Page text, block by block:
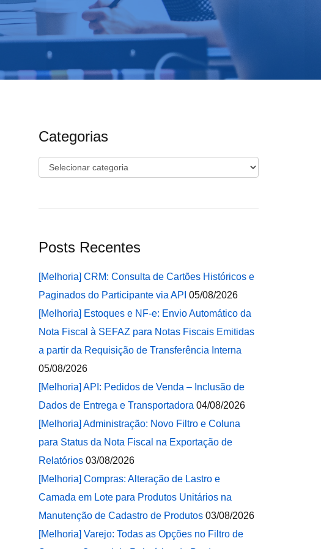
Categorias
Categorias
Posts Recentes
[Melhoria] CRM: Consulta de Cartões Históricos e
Paginados do Participante via API 05/08/2026
[Melhoria] Estoques e NF-e: Envio Automático da
Nota Fiscal à SEFAZ para Notas Fiscais Emitidas
a partir da Requisição de Transferência Interna
05/08/2026
[Melhoria] API: Pedidos de Venda – Inclusão de
Dados de Entrega e Transportadora 04/08/2026
[Melhoria] Administração: Novo Filtro e Coluna
para Status da Nota Fiscal na Exportação de
Relatórios 03/08/2026
[Melhoria] Compras: Alteração de Lastro e
Camada em Lote para Produtos Unitários na
Manutenção de Cadastro de Produtos 03/08/2026
[Melhoria] Varejo: Todas as Opções no Filtro de